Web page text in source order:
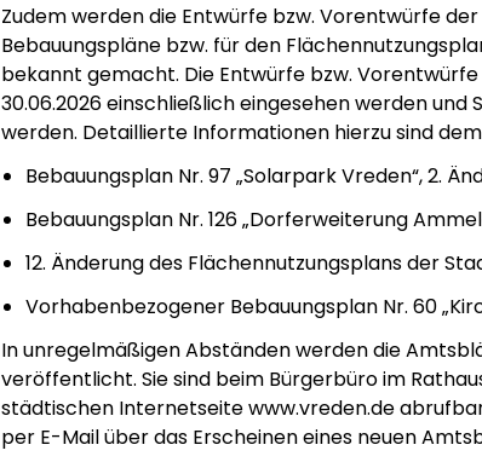
Zudem werden die Entwürfe bzw. Vorentwürfe
Bebauungspläne bzw. für den
bekannt gemacht. Die Entwürfe bzw. Vorentwürfe
30.06.2026 einschließlich eingesehen werden
werden. Detaillierte Informationen hierzu sind
Bebauungsplan Nr. 97 „Solarpark Vreden“, 2.
Bebauungsplan Nr. 126 „Dorferweiterung
12. Änderung des Flächennutzungsplans der
Vorhabenbezogener Bebauungsplan Nr. 60
In unregelmäßigen Abständen werden die
veröffentlicht. Sie sind beim Bürgerbüro im
städtischen Internetseite www.vreden.de
per E-Mail über das Erscheinen eines neuen